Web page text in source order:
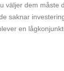
väljer dem måste
saknar
en